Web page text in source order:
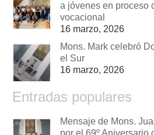
a jóvenes en proceso
vocacional
16 marzo, 2026
Mons. Mark celebró
el Sur
16 marzo, 2026
Entradas populares
Mensaje de Mons.
por el 69º Aniversario